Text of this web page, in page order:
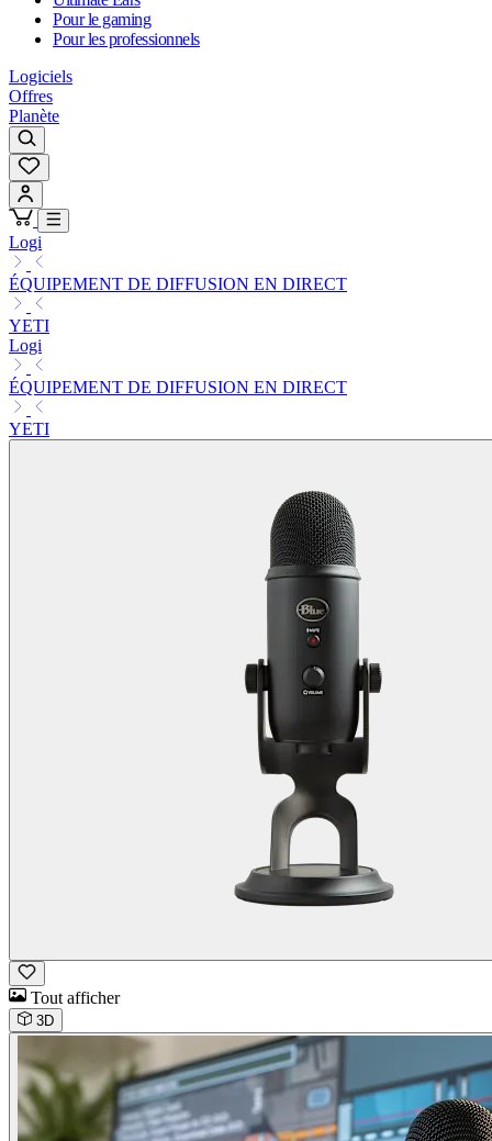
Pour le gaming
Pour les professionnels
Logiciels
Offres
Planète
Logi
ÉQUIPEMENT DE DIFFUSION EN DIRECT
YETI
Logi
ÉQUIPEMENT DE DIFFUSION EN DIRECT
YETI
Tout afficher
3D